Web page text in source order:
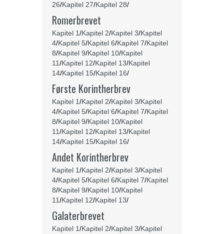
26/Kapitel 27/Kapitel 28/
Romerbrevet
Kapitel 1/Kapitel 2/Kapitel 3/Kapitel
4/Kapitel 5/Kapitel 6/Kapitel 7/Kapitel
8/Kapitel 9/Kapitel 10/Kapitel
11/Kapitel 12/Kapitel 13/Kapitel
14/Kapitel 15/Kapitel 16/
Første Korintherbrev
Kapitel 1/Kapitel 2/Kapitel 3/Kapitel
4/Kapitel 5/Kapitel 6/Kapitel 7/Kapitel
8/Kapitel 9/Kapitel 10/Kapitel
11/Kapitel 12/Kapitel 13/Kapitel
14/Kapitel 15/Kapitel 16/
Andet Korintherbrev
Kapitel 1/Kapitel 2/Kapitel 3/Kapitel
4/Kapitel 5/Kapitel 6/Kapitel 7/Kapitel
8/Kapitel 9/Kapitel 10/Kapitel
11/Kapitel 12/Kapitel 13/
Galaterbrevet
Kapitel 1/Kapitel 2/Kapitel 3/Kapitel